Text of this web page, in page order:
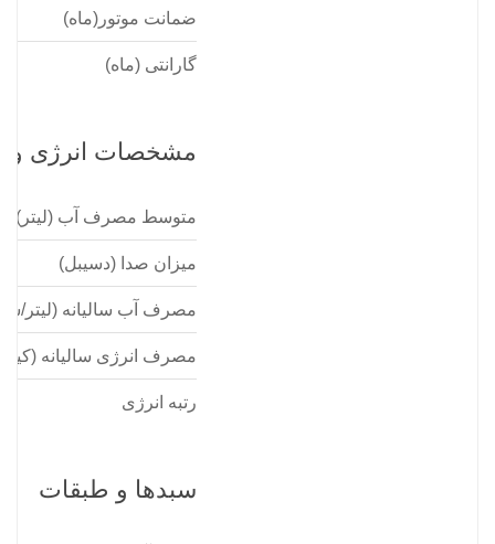
ضمانت موتور(ماه)
گارانتی (ماه)
مشخصات انرژی و
متوسط مصرف آب (لیتر)
میزان صدا (دسیبل)
مصرف آب سالیانه (لیتر/
مصرف انرژی سالیانه
رتبه انرژی
سبدها و طبقات